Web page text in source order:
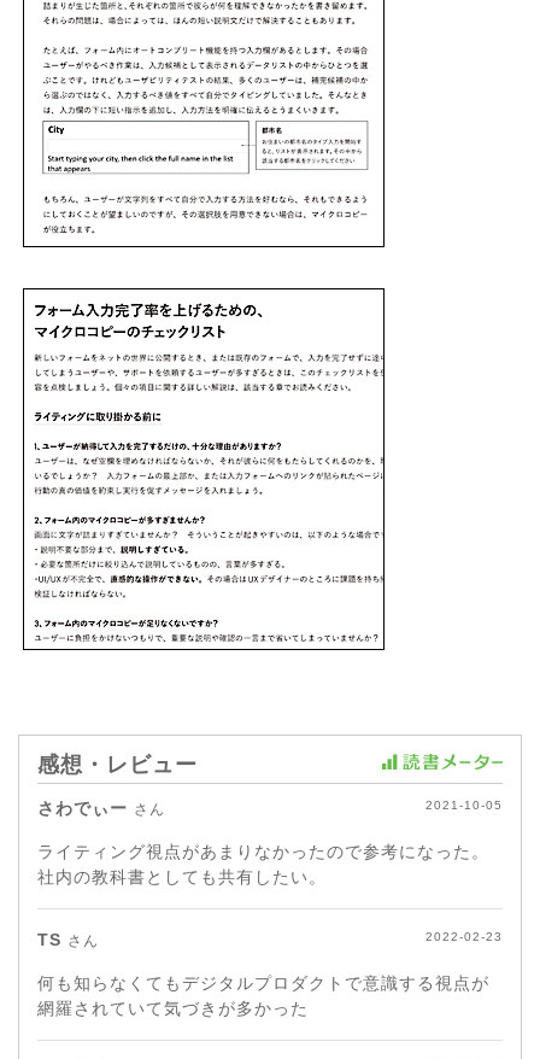
感想・レビュー
さわでぃー さん 2021-10-05
ライティング視点があまりなかったので参考になった。
社内の教科書としても共有したい。
TS さん 2022-02-23
何も知らなくてもデジタルプロダクトで意識する視点が
網羅されていて気づきが多かった